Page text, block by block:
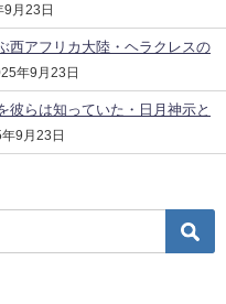
月23日
西アフリカ大陸・ヘラクレスの
年9月23日
彼らは知っていた・日月神示と
9月23日